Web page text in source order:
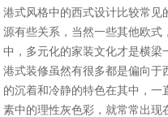
港式风格中的西式设计比较常见的
源有些关系，当然一些其他欧
中，多元化的家装文化才是横梁
港式装修虽然有很多都是偏向于
的沉着和冷静的特色在其中，
素中的理性灰色彩，就常常出